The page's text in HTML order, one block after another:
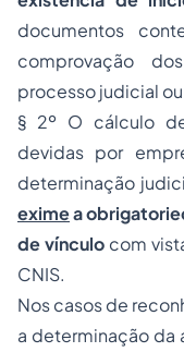
documentos
comprovação
processo judicial
§ 2º O cálculo
devidas por
determinação
eximea
de vínculocom
CNIS.
Nos casos de
a determinação da